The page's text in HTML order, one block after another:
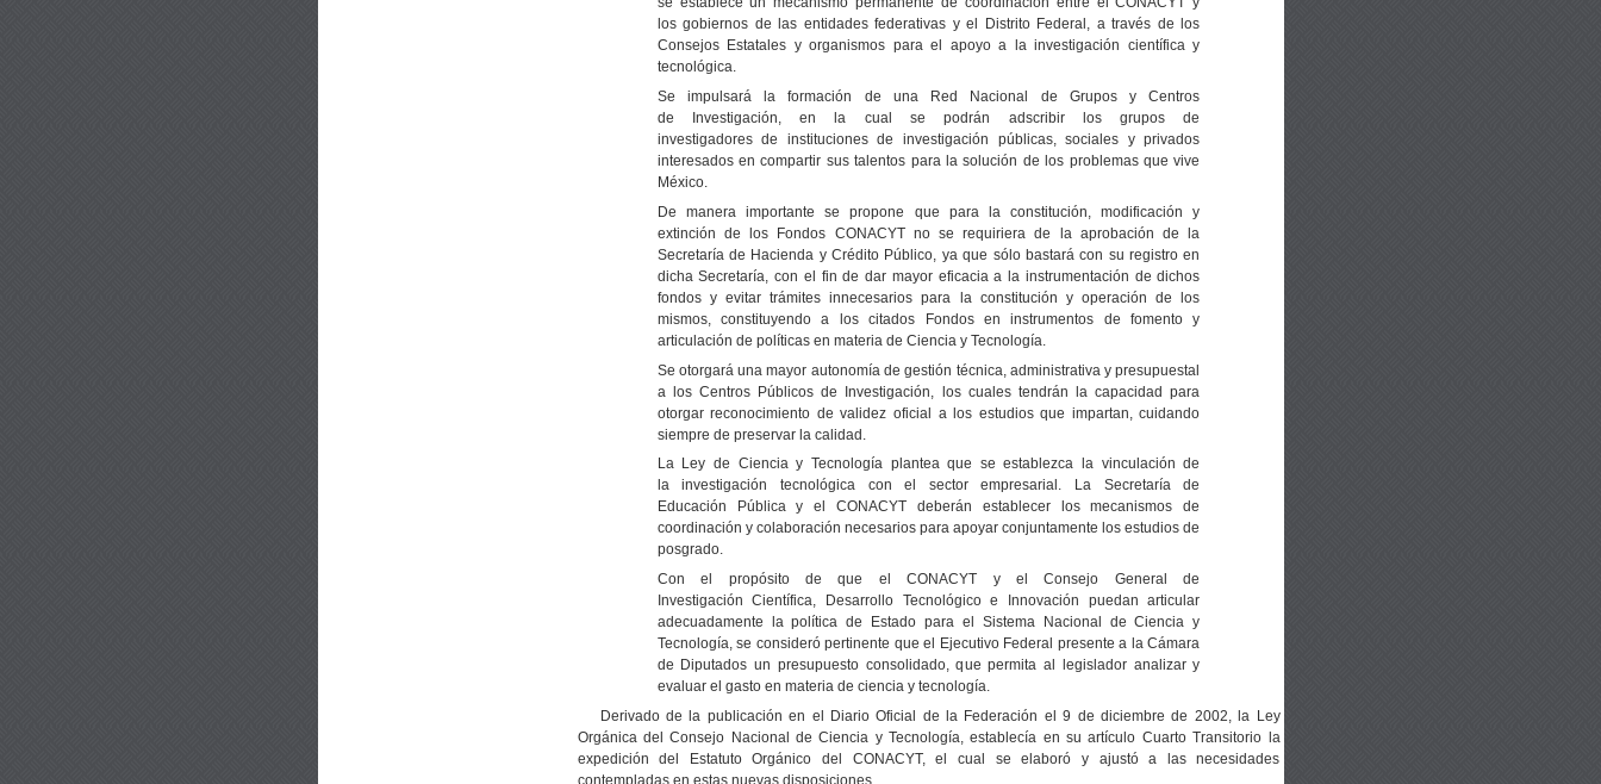
los gobiernos de las entidades federativas y el Distrito Federal, a través de los
Consejos Estatales y organismos para el apoyo a la investigación científica y
tecnológica.
Se impulsará la formación de una Red Nacional de Grupos y Centros
de Investigación, en la cual se podrán adscribir los grupos de
investigadores de instituciones de investigación públicas, sociales y privados
interesados en compartir sus talentos para la solución de los problemas que vive
México.
De manera importante se propone que para la constitución, modificación y
extinción de los Fondos CONACYT no se requiriera de la aprobación de la
Secretaría de Hacienda y Crédito Público, ya que sólo bastará con su registro en
dicha Secretaría, con el fin de dar mayor eficacia a la instrumentación de dichos
fondos y evitar trámites innecesarios para la constitución y operación de los
mismos, constituyendo a los citados Fondos en instrumentos de fomento y
articulación de políticas en materia de Ciencia y Tecnología.
Se otorgará una mayor autonomía de gestión técnica, administrativa y presupuestal
a los Centros Públicos de Investigación, los cuales tendrán la capacidad para
otorgar reconocimiento de validez oficial a los estudios que impartan, cuidando
siempre de preservar la calidad.
La Ley de Ciencia y Tecnología plantea que se establezca la vinculación de
la investigación tecnológica con el sector empresarial. La Secretaría de
Educación Pública y el CONACYT deberán establecer los mecanismos de
coordinación y colaboración necesarios para apoyar conjuntamente los estudios de
posgrado.
Con el propósito de que el CONACYT y el Consejo General de
Investigación Científica, Desarrollo Tecnológico e Innovación puedan articular
adecuadamente la política de Estado para el Sistema Nacional de Ciencia y
Tecnología, se consideró pertinente que el Ejecutivo Federal presente a la Cámara
de Diputados un presupuesto consolidado, que permita al legislador analizar y
evaluar el gasto en materia de ciencia y tecnología.
Derivado de la publicación en el Diario Oficial de la Federación el 9 de diciembre de 2002, la Ley
Orgánica del Consejo Nacional de Ciencia y Tecnología, establecía en su artículo Cuarto Transitorio la
expedición del Estatuto Orgánico del CONACYT, el cual se elaboró y ajustó a las necesidades
contempladas en estas nuevas disposiciones.